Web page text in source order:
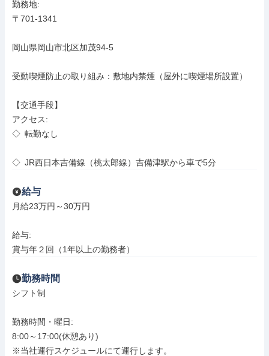
勤務地:
〒701-1341
岡山県岡山市北区加茂94-5
受動喫煙防止の取り組み：敷地内禁煙（屋外に喫煙場所設置）
【交通手段】
アクセス:
◇ 転勤なし
◇ JR西日本吉備線（桃太郎線）吉備津駅から車で5分
給与
月給23万円～30万円
給与:
賞与年２回（1年以上の勤務者）
勤務時間
シフト制
勤務時間・曜日:
8:00～17:00(休憩あり)
※当社運行スケジュールにて運行します。